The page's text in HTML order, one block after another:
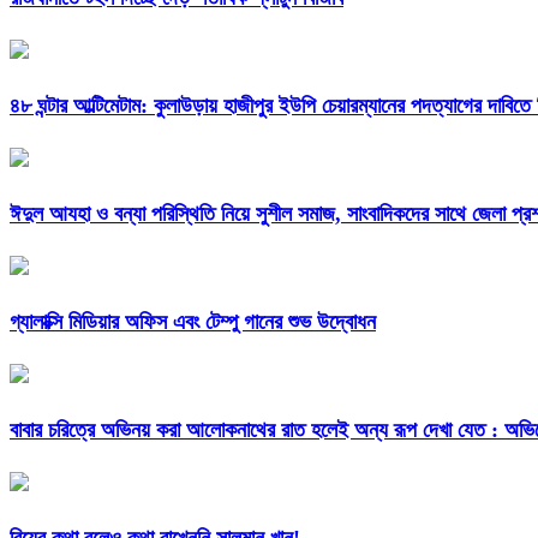
৪৮ ঘন্টার আল্টিমেটাম: কুলাউড়ায় হাজীপুর ইউপি চেয়ারম্যানের পদত্যাগের
ঈদুল আযহা ও বন্যা পরিস্থিতি নিয়ে সুশীল সমাজ, সাংবাদিকদের সাথে জেলা
গ্যালাক্সি মিডিয়ার অফিস এবং টেম্পু গানের শুভ উদ্বোধন
বাবার চরিত্রে অভিনয় করা আলোকনাথের রাত হলেই অন্য রূপ দেখা যেত :